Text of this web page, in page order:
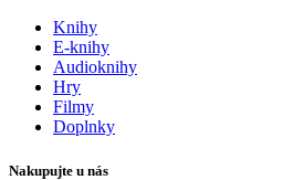
Knihy
E-knihy
Audioknihy
Hry
Filmy
Doplnky
Nakupujte u nás